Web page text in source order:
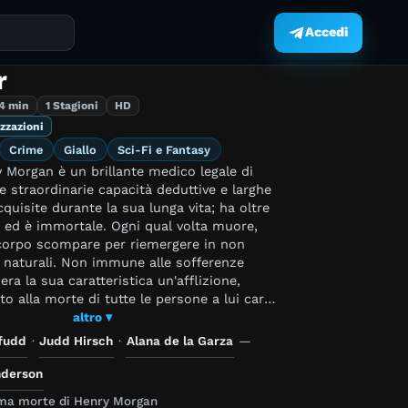
Accedi
min 1 Stagioni
HD
Crime Giallo Sci-Fi e Fantasy
Morgan è un brillante medico legale di
straordinarie capacità deduttive e larghe
durante la sua lunga vita; ha oltre
è immortale. Ogni qual volta muore,
scompare per riemergere in non
naturali. Non immune alle sofferenze
la sua caratteristica un'afflizione,
alla morte di tutte le persone a lui care,
da anni ricerche sulla morte sperando un
Pensa di essere l'unico in tale
di essere anch'egli immortale. Una
per il quale lavora, Jo
altro ▾
· Judd Hirsch · Alana de la Garza —
morte di Henry Morgan